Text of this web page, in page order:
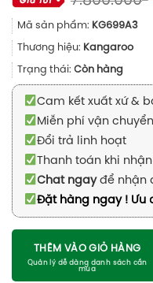
Mã sản phẩm: KG699A3
Thương hiệu: Kangaroo
Trạng thái: Còn hàng
Cam kết xuất xứ &
Miễn phí vận
Đổi trả linh hoạt
Thanh toán khi
Chat ngayđể nhận
Đặt hàng ngay ! Ưu
THÊM VÀO GIỎ HÀNG